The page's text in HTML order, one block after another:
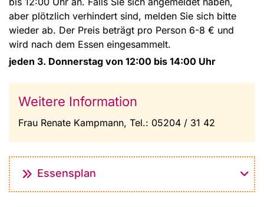
aber plötzlich verhindert sind, melden Sie sich bitte
wieder ab. Der Preis beträgt pro Person 6-8 € und
wird nach dem Essen eingesammelt.
jeden 3. Donnerstag von 12:00 bis 14:00 Uhr
Weitere Information
Frau Renate Kampmann, Tel.: 05204 / 31 42
Essensplan